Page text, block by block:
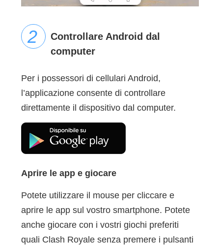
Controllare Android dal
computer
Per i possessori di cellulari Android,
l’applicazione consente di controllare
direttamente il dispositivo dal computer.
Aprire le app e giocare
Potete utilizzare il mouse per cliccare e
aprire le app sul vostro smartphone. Potete
anche giocare con i vostri giochi preferiti
quali Clash Royale senza premere i pulsanti